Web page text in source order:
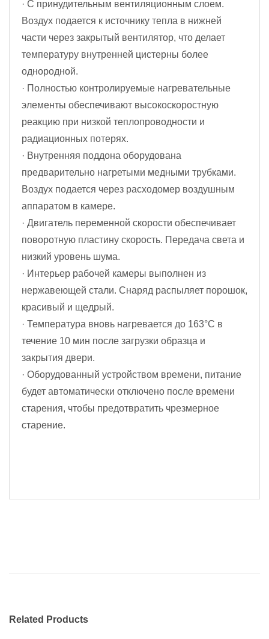
· С принудительным вентиляционным слоем.
Воздух подается к источнику тепла в нижней
части через закрытый вентилятор, что делает
температуру внутренней цистерны более
однородной.
· Полностью контролируемые нагревательные
элементы обеспечивают высокоскоростную
реакцию при низкой теплопроводности и
радиационных потерях.
· Внутренняя поддона оборудована
предварительно нагретыми медными трубками.
Воздух подается через расходомер воздушным
аппаратом в камере.
· Двигатель переменной скорости обеспечивает
поворотную пластину скорость. Передача света и
низкий уровень шума.
· Интерьер рабочей камеры выполнен из
нержавеющей стали. Снаряд распыляет порошок,
красивый и щедрый.
· Температура вновь нагревается до 163°C в
течение 10 мин после загрузки образца и
закрытия двери.
· Оборудованный устройством времени, питание
будет автоматически отключено после времени
старения, чтобы предотвратить чрезмерное
старение.
Related Products